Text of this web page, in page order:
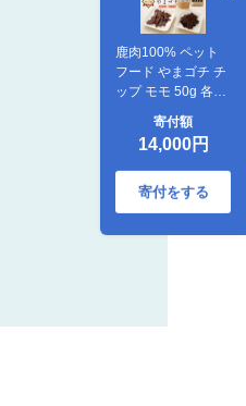
鹿肉100% ペット
フード やまゴチ チ
ップ モモ 50g 各2
寄付額
14,000円
寄付をする